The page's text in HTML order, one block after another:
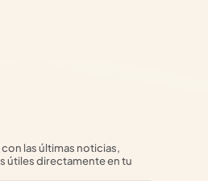
las últimas noticias,
útiles directamente en tu